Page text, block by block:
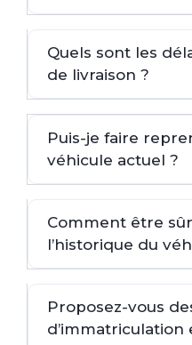
Quels sont les
de livraison ?
Puis-je faire
véhicule actuel ?
Comment être
l’historique du
Proposez-vous
d’immatriculation